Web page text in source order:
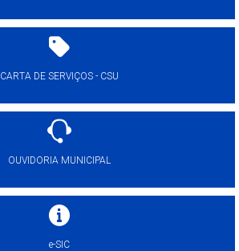
CARTA DE SERVIÇOS - CSU
OUVIDORIA MUNICIPAL
e-SIC